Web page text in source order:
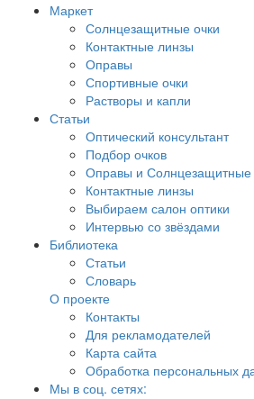
Маркет
Солнцезащитные очки
Контактные линзы
Оправы
Спортивные очки
Растворы и капли
Статьи
Оптический консультант
Подбор очков
Оправы и Солнцезащитные
Контактные линзы
Выбираем салон оптики
Интервью со звёздами
Библиотека
Статьи
Словарь
О проекте
Контакты
Для рекламодателей
Карта сайта
Обработка персональных
Мы в соц. сетях: